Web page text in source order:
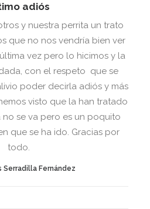
adiós
y nuestra perrita un trato
que no nos vendría bien ver
vez pero lo hicimos y la
con el respeto que se
poder decirla adiós y más
visto que la han tratado
no se va pero es un poquito
que se ha ido. Gracias por
todo.
Serradilla Fernández